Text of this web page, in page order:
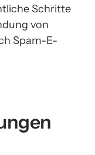
Schritte
von
Spam-E-